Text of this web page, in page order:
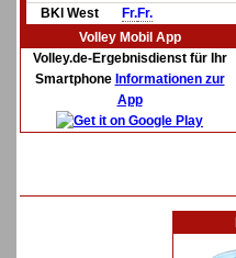
BKl West
Fr.Fr.
Volley Mobil App
Volley.de-Ergebnisdienst für Ihr
Smartphone Informationen zur
App